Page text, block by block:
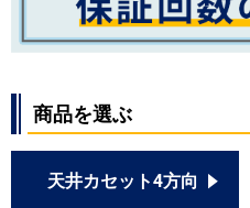
商品を選ぶ
天井カセット4方向